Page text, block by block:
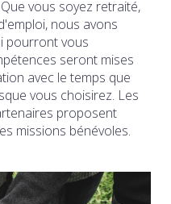
Que vous soyez retraité,
nous avons
pourront vous
seront mises
avec le temps que
vous choisirez. Les
proposent
missions bénévoles.